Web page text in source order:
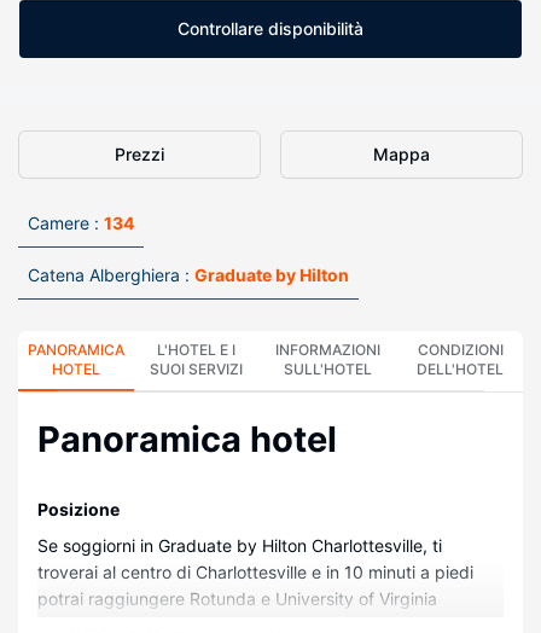
Controllare disponibilità
Prezzi Mappa
Camere : 134
Catena Alberghiera : Graduate by Hilton
PANORAMICA
HOTEL
L'HOTEL E I
SUOI SERVIZI
INFORMAZIONI
SULL'HOTEL
CONDIZIONI
DELL'HOTEL
Panoramica hotel
Posizione
Se soggiorni in Graduate by Hilton Charlottesville, ti
troverai al centro di Charlottesville e in 10 minuti a piedi
potrai raggiungere Rotunda e University of Virginia